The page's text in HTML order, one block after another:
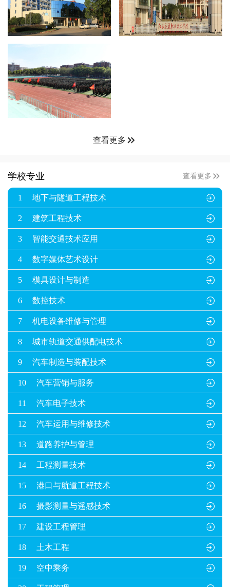
查看更多
学校专业 查看更多

1 地下与隧道工程技术

2 建筑工程技术

3 智能交通技术应用

4 数字媒体艺术设计

5 模具设计与制造

6 数控技术

7 机电设备维修与管理

8 城市轨道交通供配电技术

9 汽车制造与装配技术

10 汽车营销与服务

11 汽车电子技术

12 汽车运用与维修技术

13 道路养护与管理

14 工程测量技术

15 港口与航道工程技术

16 摄影测量与遥感技术

17 建设工程管理

18 土木工程

19 空中乘务